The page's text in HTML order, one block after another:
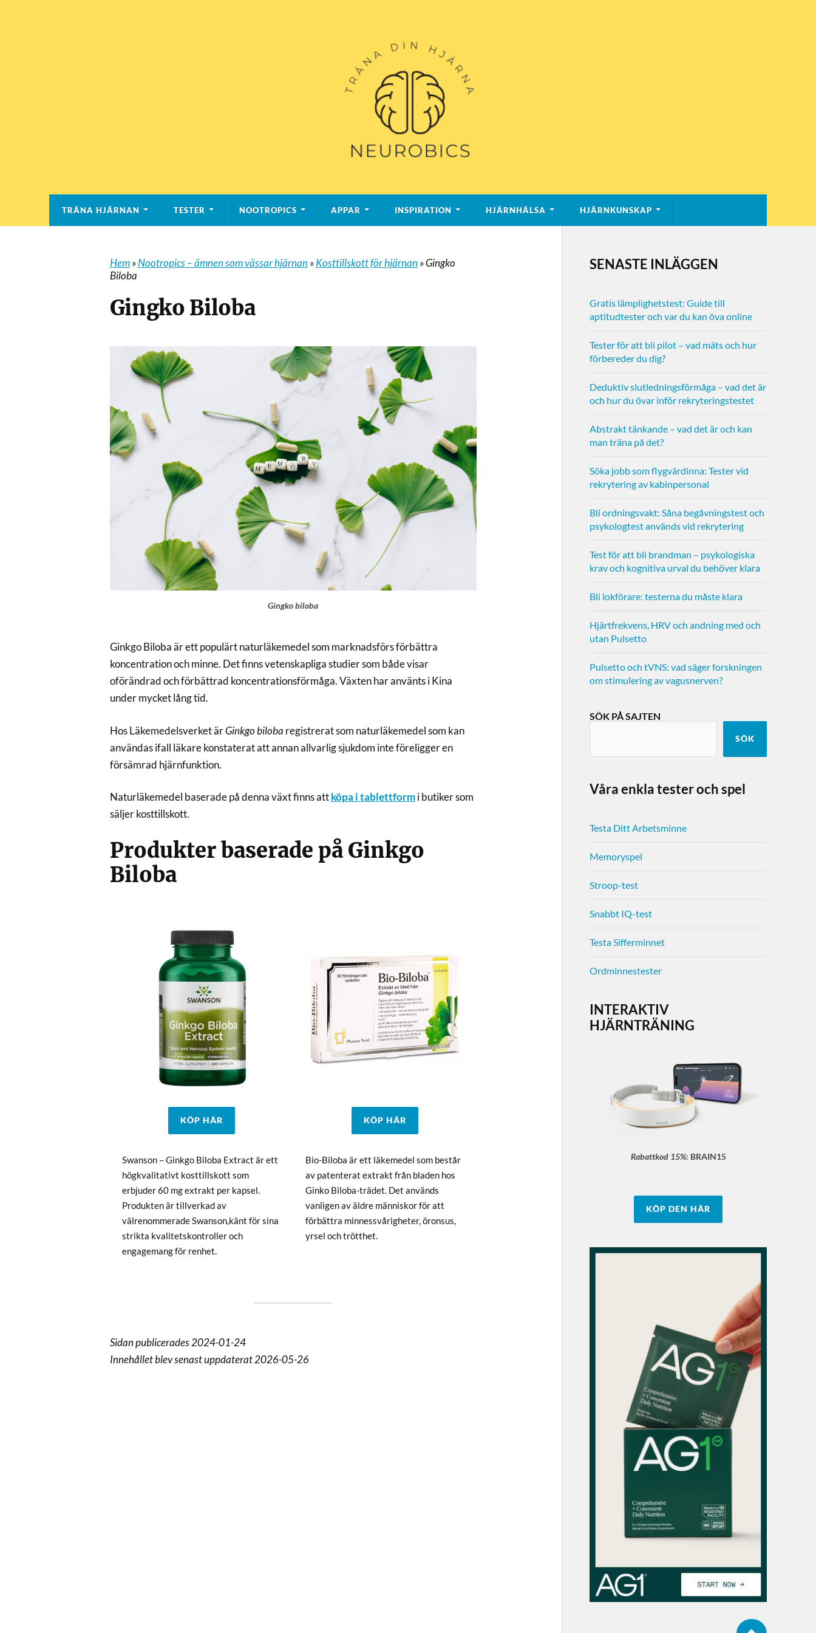
TRÄNA HJÄRNAN TESTER NOOTROPICS APPAR INSPIRATION HJÄRNHÄLSA HJÄRNKUNSKAP
Hem » Nootropics – ämnen som vässar hjärnan » Kosttillskott för hjärnan »Gingko
Biloba
Gingko Biloba
Gingko biloba
Ginkgo Biloba är ett populärt naturläkemedel som marknadsförs förbättra
koncentration och minne. Det finns vetenskapliga studier som både visar
oförändrad och förbättrad koncentrationsförmåga. Växten har använts i Kina
under mycket lång tid.
Hos Läkemedelsverket ärGinkgo biloba registrerat som naturläkemedel som kan
användas ifall läkare konstaterat att annan allvarlig sjukdom inte föreligger en
försämrad hjärnfunktion.
Naturläkemedel baserade på denna växt finns attköpa i tablettformi butiker som
säljer kosttillskott.
Produkter baserade på Ginkgo
Biloba
KÖP HÄR
Swanson – Ginkgo Biloba Extract är ett
högkvalitativt kosttillskott som
erbjuder 60 mg extrakt per kapsel.
Produkten är tillverkad av
välrenommerade Swanson,känt för sina
strikta kvalitetskontroller och
engagemang för renhet.
KÖP HÄR
Bio-Biloba är ett läkemedel som består
av patenterat extrakt från bladen hos
Ginko Biloba-trädet. Det används
vanligen av äldre människor för att
förbättra minnessvårigheter, öronsus,
yrsel och trötthet.
Sidan publicerades 2024-01-24
Innehållet blev senast uppdaterat 2026-05-26
SENASTE INLÄGGEN
Gratis lämplighetstest: Guide till
aptitudtester och var du kan öva online
Tester för att bli pilot – vad mäts och hur
förbereder du dig?
Deduktiv slutledningsförmåga – vad det är
och hur du övar inför rekryteringstestet
Abstrakt tänkande – vad det är och kan
man träna på det?
Söka jobb som flygvärdinna: Tester vid
rekrytering av kabinpersonal
Bli ordningsvakt: Såna begåvningstest och
psykologtest används vid rekrytering
Test för att bli brandman – psykologiska
krav och kognitiva urval du behöver klara
Bli lokförare: testerna du måste klara
Hjärtfrekvens, HRV och andning med och
utan Pulsetto
Pulsetto och tVNS: vad säger forskningen
om stimulering av vagusnerven?
SÖK PÅ SAJTEN
SÖK
Våra enkla tester och spel
Testa Ditt Arbetsminne
Memoryspel
Stroop-test
Snabbt IQ-test
Testa Sifferminnet
Ordminnestester
INTERAKTIV
HJÄRNTRÄNING
Rabattkod 15%: BRAIN15
KÖP DEN HÄR